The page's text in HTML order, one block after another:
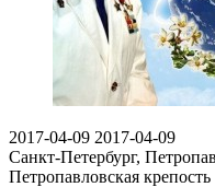
2017-04-09 2017-04-09
Санкт-Петербург,
Петропавловская крепость